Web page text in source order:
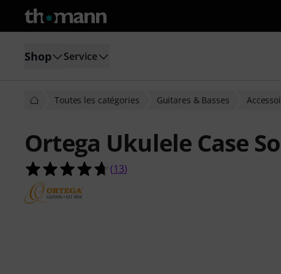
Shop Service
Toutes les catégories Guitares & Basses
Ortega Ukulele Case
4.7 étoiles sur 5 d'après 13
(13)